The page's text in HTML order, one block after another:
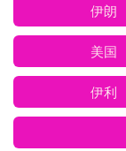
伊朗
美国
伊利